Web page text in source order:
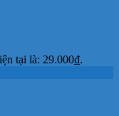
tại là: 29.000₫.